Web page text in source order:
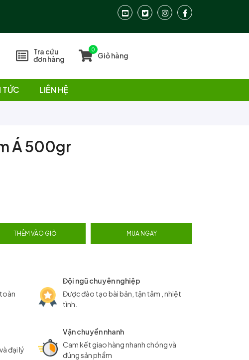
Tra cứu
đơn hàng
0
Giỏ hàng
TỨC LIÊN HỆ
Á 500gr
THÊM VÀO GIỎ MUA NGAY
Đội ngũ chuyên nghiệp
Được đào tạo bài bản, tận tâm , nhiệt
tình.
đại lý
Vận chuyển nhanh
Cam kết giao hàng nhanh chóng và
đúng sản phẩm